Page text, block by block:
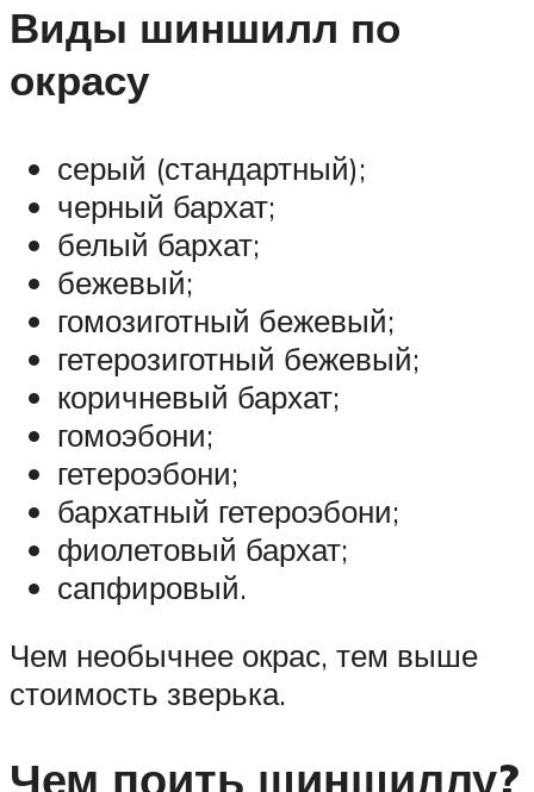
Виды шиншилл по
окрасу
серый (стандартный);
черный бархат;
белый бархат;
бежевый;
гомозиготный бежевый;
гетерозиготный бежевый;
коричневый бархат;
гомоэбони;
гетероэбони;
бархатный гетероэбони;
фиолетовый бархат;
сапфировый.
Чем необычнее окрас, тем выше
стоимость зверька.
Чем поить шиншиллу?